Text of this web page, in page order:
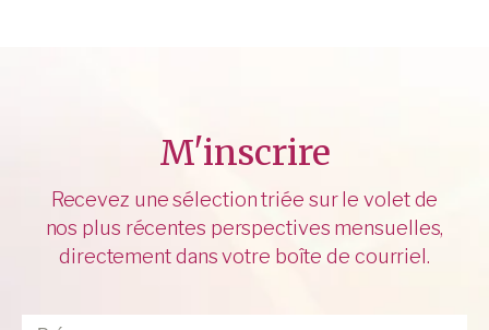
M'inscrire
Recevez une sélection triée sur le volet de
nos plus récentes perspectives mensuelles,
directement dans votre boîte de courriel.